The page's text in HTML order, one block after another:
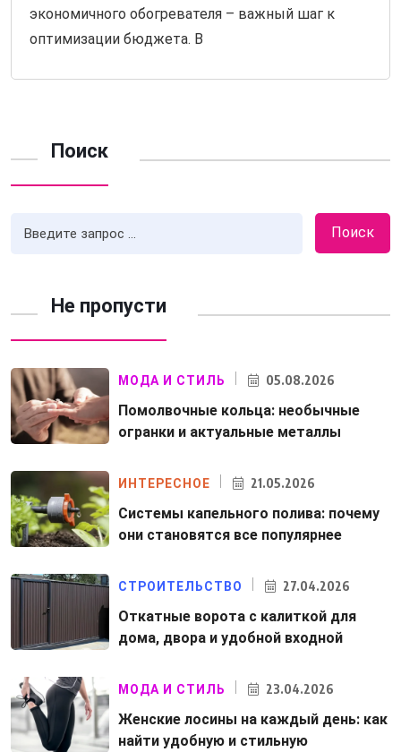
экономичного обогревателя – важный шаг к
оптимизации бюджета. В
Поиск
Поиск
Не пропусти
МОДА И СТИЛЬ 05.08.2026
Помолвочные кольца: необычные
огранки и актуальные металлы
ИНТЕРЕСНОЕ 21.05.2026
Системы капельного полива: почему
они становятся все популярнее
СТРОИТЕЛЬСТВО 27.04.2026
Откатные ворота с калиткой для
дома, двора и удобной входной
МОДА И СТИЛЬ 23.04.2026
Женские лосины на каждый день: как
найти удобную и стильную